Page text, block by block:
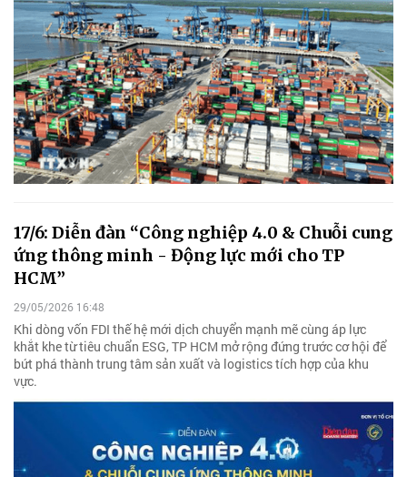
17/6: Diễn đàn “Công nghiệp 4.0 & Chuỗi cung
ứng thông minh - Động lực mới cho TP
HCM”
29/05/2026 16:48
Khi dòng vốn FDI thế hệ mới dịch chuyển mạnh mẽ cùng áp lực
khắt khe từ tiêu chuẩn ESG, TP HCM mở rộng đứng trước cơ hội để
bứt phá thành trung tâm sản xuất và logistics tích hợp của khu
vực.